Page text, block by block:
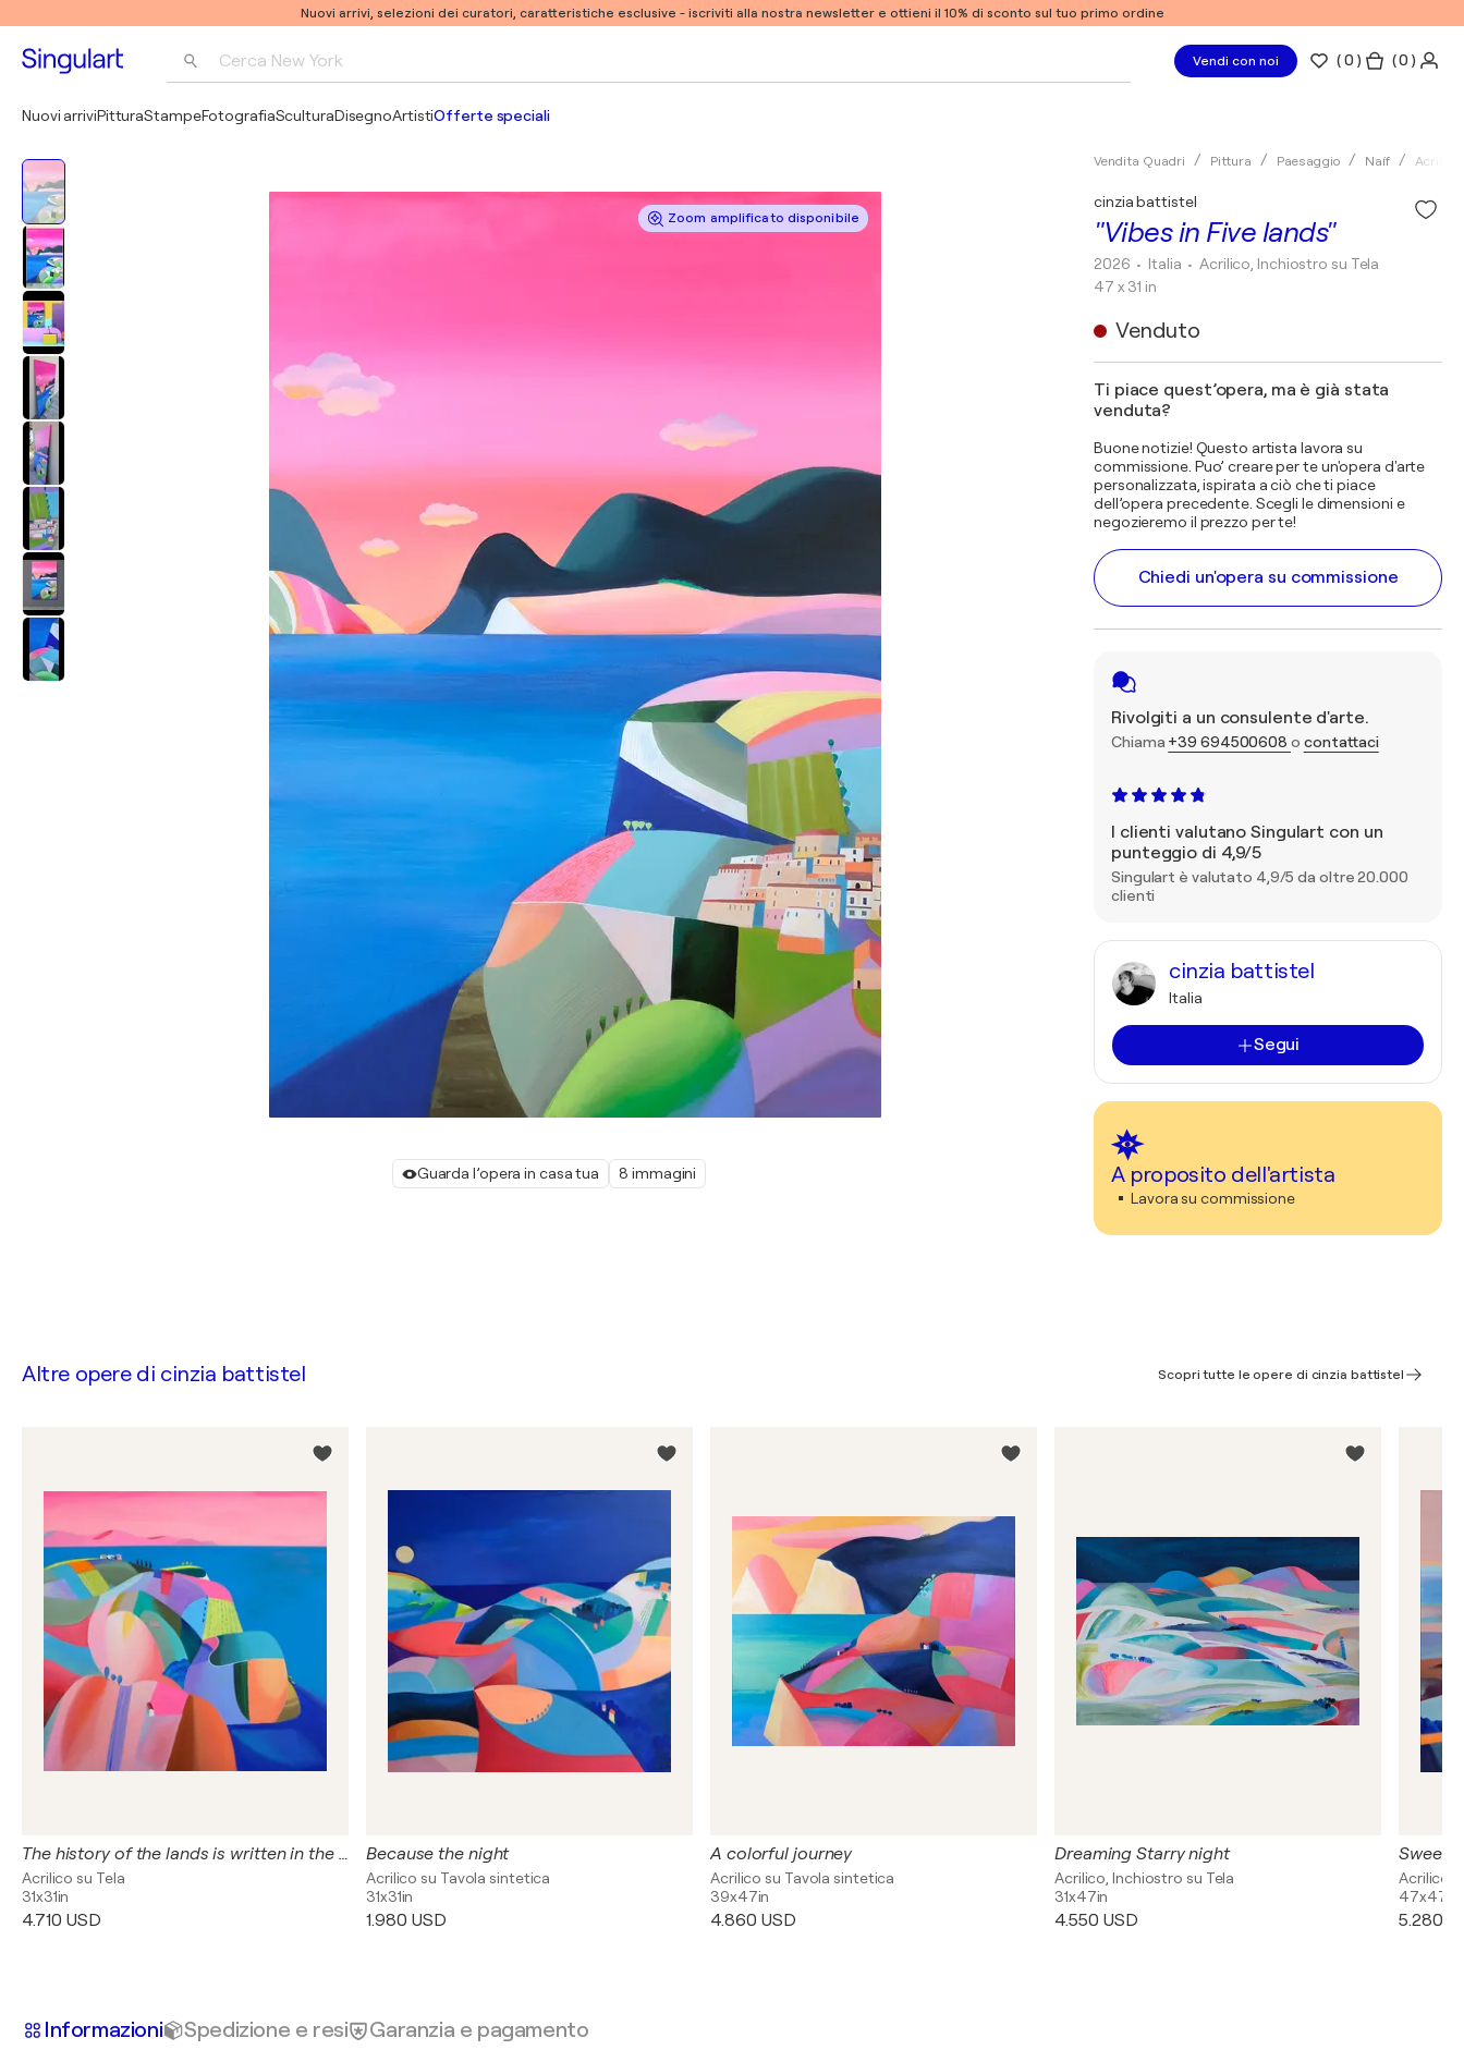
Nuovi arrivi, selezioni dei curatori, caratteristiche esclusive - iscriviti alla nostra newsletter e ottieni il 10% di sconto sul tuo primo ordine
Cerca New York
Pablo Picasso
Vendi con noi (0 ) ( 0 )
Nuovi arriviPitturaStampeFotografiaSculturaDisegnoArtistiOfferte speciali
Zoom amplificato disponibile
Guarda l’opera in casa tua 8 immagini
Vendita Quadri Pittura Paesaggio Naíf Acrilico
"Vibes in Five lands"
cinzia battistel
2026 • Italia •Acrilico, Inchiostro su Tela
47 x 31 in
Venduto
Ti piace quest’opera, ma è già stata
venduta?
Buone notizie! Questo artista lavora su
commissione. Puo’ creare per te un'opera d'arte
personalizzata, ispirata a ciò che ti piace
dell’opera precedente. Scegli le dimensioni e
negozieremo il prezzo per te!
Chiedi un'opera su commissione
Rivolgiti a un consulente d'arte.
Chiama +39 694500608 o contattaci
I clienti valutano Singulart con un
punteggio di 4,9/5
Singulart è valutato 4,9/5 da oltre 20.000
clienti
cinzia battistel
Italia
Segui
A proposito dell'artista
Lavora su commissione
Altre opere di cinzia battistel Scopri tutte le opere di cinzia battistel
The history of the lands is written in the landscape
Acrilico su Tela
31x31in
4.710 USD
Because the night
Acrilico su Tavola sintetica
31x31in
1.980 USD
A colorful journey
Acrilico su Tavola sintetica
39x47in
4.860 USD
Dreaming Starry night
Acrilico, Inchiostro su Tela
31x47in
4.550 USD
Acrilico,
47x47in
5.280
Informazioni Spedizione e resi Garanzia e pagamento